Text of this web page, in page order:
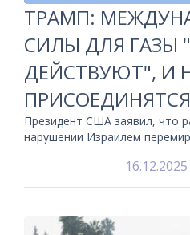
ТРАМП:
СИЛЫ ДЛЯ ГАЗЫ
ДЕЙСТВУЮТ", И
ПРИСОЕДИНЯТСЯ
Президент США заявил, что
нарушении Израилем